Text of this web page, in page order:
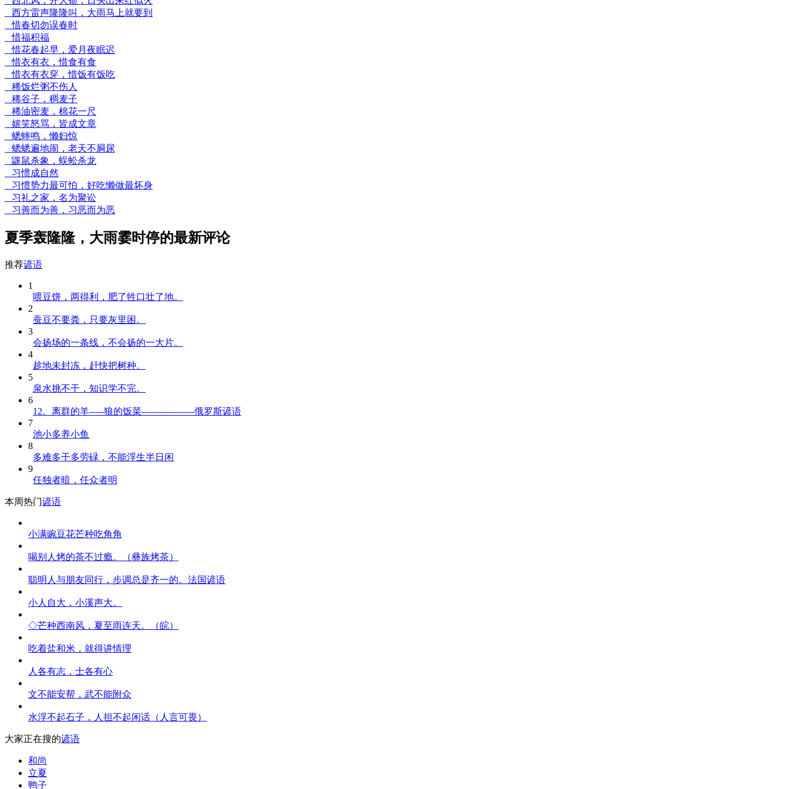
西方雷声隆隆叫，大雨马上就要到
惜春切勿误春时
惜福积福
惜花春起早，爱月夜眠迟
惜衣有衣，惜食有食
惜衣有衣穿，惜饭有饭吃
稀饭烂粥不伤人
稀谷子，稠麦子
稀油密麦，棉花一尺
嬉笑怒骂，皆成文章
蟋蟀鸣，懒妇惊
蟋蟋遍地闹，老天不屙尿
鼷鼠杀象，蜈蚣杀龙
习惯成自然
习惯势力最可怕，好吃懒做最坏身
习礼之家，名为聚讼
习善而为善，习恶而为恶
夏季轰隆隆，大雨霎时停的最新评论
推荐谚语
1
喂豆饼，两得利，肥了牲口壮了地。
2
蚕豆不要粪，只要灰里困。
3
会扬场的一条线，不会扬的一大片。
4
趁地未封冻，赶快把树种。
5
泉水挑不干，知识学不完。
6
12。离群的羊-----狼的饭菜------------------俄罗斯谚语
7
池小多养小鱼
8
多难多干多劳碌，不能浮生半日闲
9
任独者暗，任众者明
本周热门谚语
小满豌豆花芒种吃角角
喝别人烤的茶不过瘾。（彝族烤茶）
聪明人与朋友同行，步调总是齐一的。法国谚语
小人自大，小溪声大。
◇芒种西南风，夏至雨连天。（皖）
吃着盐和米，就得讲情理
人各有志，士各有心
文不能安帮，武不能附众
水浮不起石子，人担不起闲话（人言可畏）
大家正在搜的谚语
和尚
立夏
鸭子